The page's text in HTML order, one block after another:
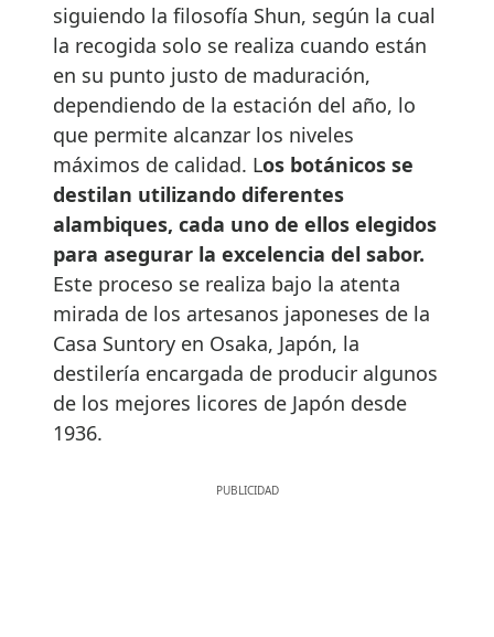
siguiendo la filosofía Shun, según la cual
la recogida solo se realiza cuando están
en su punto justo de maduración,
dependiendo de la estación del año, lo
que permite alcanzar los niveles
máximos de calidad. Los botánicos se
destilan utilizando diferentes
alambiques, cada uno de ellos elegidos
para asegurar la excelencia del sabor.
Este proceso se realiza bajo la atenta
mirada de los artesanos japoneses de la
Casa Suntory en Osaka, Japón, la
destilería encargada de producir algunos
de los mejores licores de Japón desde
1936.